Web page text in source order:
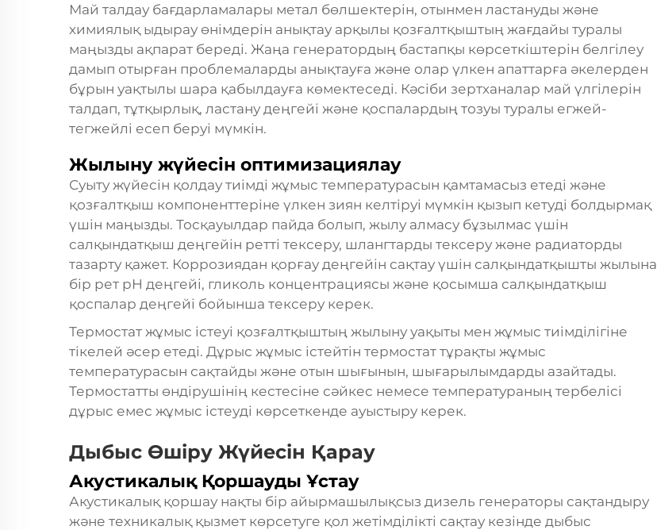
Май талдау бағдарламалары метал бөлшектерін, отынмен ластануды және
химиялық ыдырау өнімдерін анықтау арқылы қозғалтқыштың жағдайы туралы
маңызды ақпарат береді. Жаңа генератордың бастапқы көрсеткіштерін белгілеу
дамып отырған проблемаларды анықтауға және олар үлкен апаттарға әкелерден
бұрын уақтылы шара қабылдауға көмектеседі. Кәсіби зертханалар май үлгілерін
талдап, тұтқырлық, ластану деңгейі және қоспалардың тозуы туралы егжей-
тегжейлі есеп беруі мүмкін.
Жылыну жүйесін оптимизациялау
Суыту жүйесін қолдау тиімді жұмыс температурасын қамтамасыз етеді және
қозғалтқыш компоненттеріне үлкен зиян келтіруі мүмкін қызып кетуді болдырмақ
үшін маңызды. Тосқауылдар пайда болып, жылу алмасу бұзылмас үшін
салқындатқыш деңгейін ретті тексеру, шлангтарды тексеру және радиаторды
тазарту қажет. Коррозиядан қорғау деңгейін сақтау үшін салқындатқышты жылына
бір рет pH деңгейі, гликоль концентрациясы және қосымша салқындатқыш
қоспалар деңгейі бойынша тексеру керек.
Термостат жұмыс істеуі қозғалтқыштың жылыну уақыты мен жұмыс тиімділігіне
тікелей әсер етеді. Дұрыс жұмыс істейтін термостат тұрақты жұмыс
температурасын сақтайды және отын шығынын, шығарылымдарды азайтады.
Термостатты өндірушінің кестесіне сәйкес немесе температураның тербелісі
дұрыс емес жұмыс істеуді көрсеткенде ауыстыру керек.
Дыбыс Өшіру Жүйесін Қарау
Акустикалық Қоршауды Ұстау
Акустикалық қоршау нақты бір айырмашылықсыз дизель генераторы сақтандыру
және техникалық қызмет көрсетуге қол жетімділікті сақтау кезінде дыбыс